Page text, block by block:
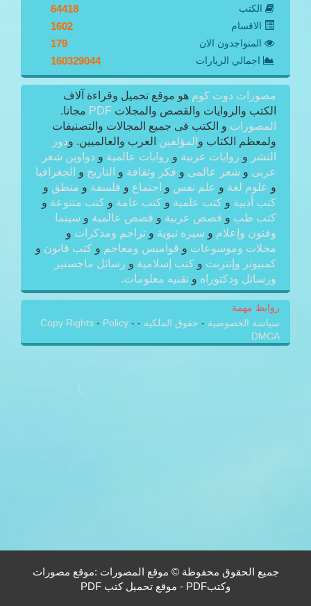
الكتب 64418
الاقسام 1602
المتواجدون الان 179
اجمالي الزيارات 160329044
مصورات دوت كوم هو موقع تحميل وقراءة آلاف
الكتب والروايات والقصص والمجلات PDF مجانا.
المصورات و الكتب فى جميع المجالات والتصنيفات
ولمعظم الكتاب و المؤلفين العرب والعالميين. ودور
النشر و روايات عربية و روايات عالمية و دواوين شعر
عربى و شعر عالمى و فكر وثقافة و التاريخ و الجغرافيا
و علوم لغة و علم نفس و اجتماع و فلسفة و منطق و
كتب أدبية و كتب علمية و كتب عامة و كتب متنوعة و
كتب طب و قصص عربية و قصص عالمية و سينما
وفنون وإعلام و سيره نبوية و تراجم ومذكرات و
مجلات وموسوعات و قواميس ومعاجم و كتب قانون و
كمبيوتر وإنترنت و كتب إسلامية و رسائل ماجستير
ورسائل ودكتوراه و تقنيه معلومات.
روابط مهمة
سياسة الخصوصية - حقوق الملكيه -
Copy Rights - Policy -
DMCA
جميع الحقوق محفوظة © موقع المصورات :موقع مصورات
وكتبPDF - موقع تحميل كتب PDF